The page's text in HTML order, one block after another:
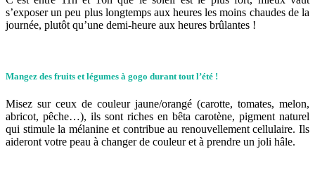
s’exposer un peu plus longtemps aux heures les moins chaudes de la
journée, plutôt qu’une demi-heure aux heures brûlantes !
Mangez des fruits et légumes à gogo durant tout l’été !
Misez sur ceux de couleur jaune/orangé (carotte, tomates, melon,
abricot, pêche…), ils sont riches en bêta carotène, pigment naturel
qui stimule la mélanine et contribue au renouvellement cellulaire. Ils
aideront votre peau à changer de couleur et à prendre un joli hâle.